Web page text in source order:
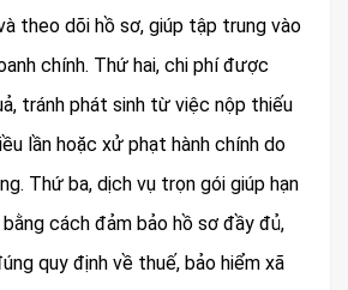
theo dõi hồ sơ, giúp tập trung vào
chính. Thứ hai, chi phí được
tránh phát sinh từ việc nộp thiếu
lần hoặc xử phạt hành chính do
Thứ ba, dịch vụ trọn gói giúp hạn
cách đảm bảo hồ sơ đầy đủ,
quy định về thuế, bảo hiểm xã